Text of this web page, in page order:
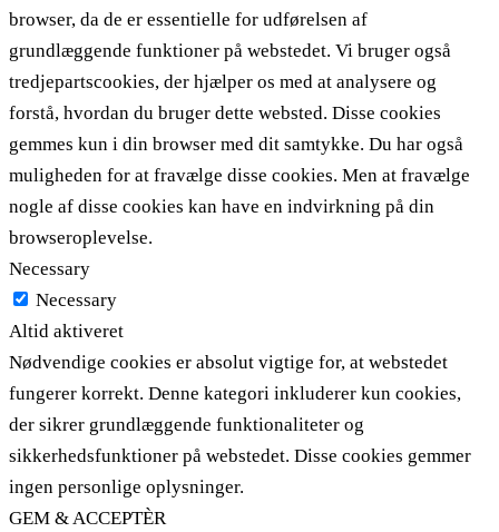
browser, da de er essentielle for udførelsen af ​​
grundlæggende funktioner på webstedet. Vi bruger også
tredjepartscookies, der hjælper os med at analysere og
forstå, hvordan du bruger dette websted. Disse cookies
gemmes kun i din browser med dit samtykke. Du har også
muligheden for at fravælge disse cookies. Men at fravælge
nogle af disse cookies kan have en indvirkning på din
browseroplevelse.
Necessary
Necessary
Altid aktiveret
Nødvendige cookies er absolut vigtige for, at webstedet
fungerer korrekt. Denne kategori inkluderer kun cookies,
der sikrer grundlæggende funktionaliteter og
sikkerhedsfunktioner på webstedet. Disse cookies gemmer
ingen personlige oplysninger.
GEM & ACCEPTÈR